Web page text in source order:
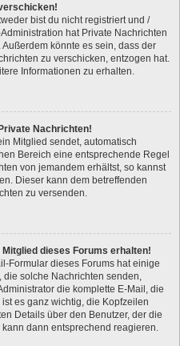
bist du nicht registriert und /
hat Private Nachrichten
könnte es sein, dass der
zu verschicken, entzogen hat.
Informationen zu erhalten.
Nachrichten!
Mitglied sendet, automatisch
Bereich eine entsprechende Regel
von jemandem erhältst, so kannst
Dieser kann dem betreffenden
zu versenden.
dieses Forums erhalten!
Formular dieses Forums hat einige
solche Nachrichten senden,
die komplette E-Mail, die
es ganz wichtig, die Kopfzeilen
Details über den Benutzer, der die
dann entsprechend reagieren.